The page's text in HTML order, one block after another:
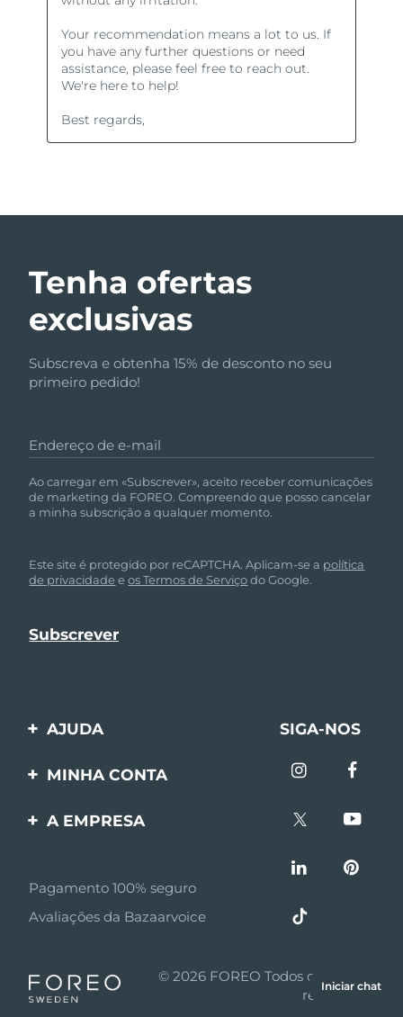
Tenha ofertas
exclusivas
Subscreva e obtenha 15% de desconto no seu
primeiro pedido!
Endereço de e-mail
Ao carregar em «Subscrever», aceito receber comunicações
de marketing da FOREO. Compreendo que posso cancelar
a minha subscrição a qualquer momento.
Este site é protegido por reCAPTCHA. Aplicam-se a política
de privacidade eos Termos de Serviçodo Google.
AJUDA
Entre em contato
SIGA-NOS
MINHA CONTA
Registro de produto
A EMPRESA
Afiliados
Notícias de afiliados
Parceiro minoritário
Pagamento 100% seguro
Avaliações da Bazaarvoice
© 2026 FOREO Todos os direitos
reservados
Iniciar chat